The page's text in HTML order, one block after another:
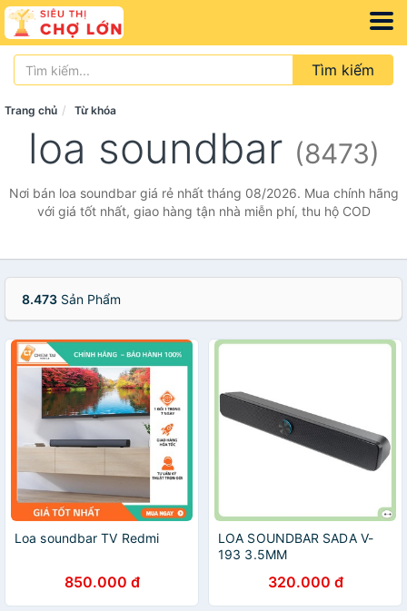
Tìm kiếm
Trang chủ Từ khóa
loa soundbar (8473)
Nơi bán loa soundbar giá rẻ nhất tháng 08/2026. Mua chính hãng
với giá tốt nhất, giao hàng tận nhà miễn phí, thu hộ COD
8.473 Sản Phẩm
Loa soundbar TV Redmi
850.000 đ
LOA SOUNDBAR SADA V-
193 3.5MM
320.000 đ